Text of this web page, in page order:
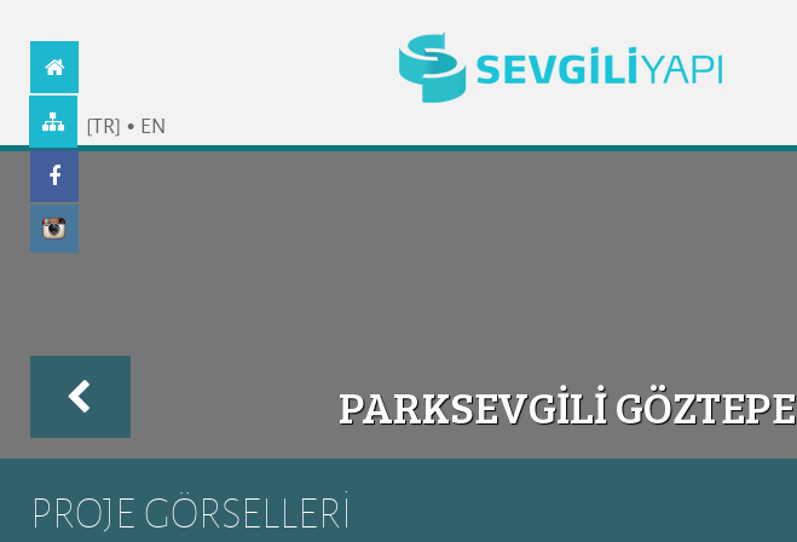
[TR] • EN
PARKSEVGİLİ GÖZTEPE
PROJE GÖRSELLERİ